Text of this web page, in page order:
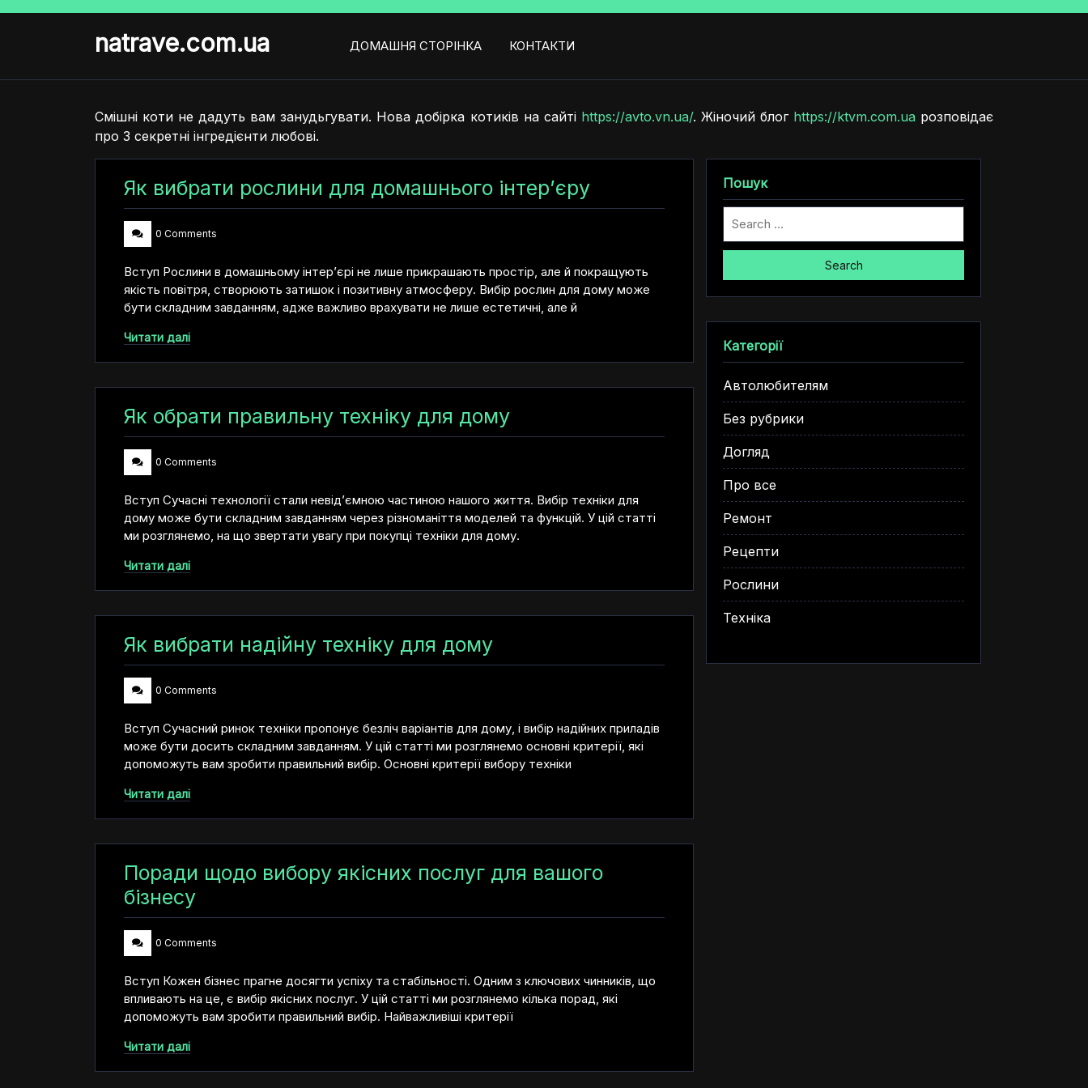
natrave.com.ua ДОМАШНЯ СТОРІНКА КОНТАКТИ
Смішні коти не дадуть вам занудьгувати. Нова добірка котиків на сайті https://avto.vn.ua/. Жіночий блог https://ktvm.com.uaрозповідає
про 3 секретні інгредієнти любові.
Як вибрати рослини для домашнього інтер’єру
0 Comments
Вступ Рослини в домашньому інтер’єрі не лише прикрашають простір, але й покращують
якість повітря, створюють затишок і позитивну атмосферу. Вибір рослин для дому може
бути складним завданням, адже важливо врахувати не лише естетичні, але й
Читати далі
Як обрати правильну техніку для дому
0 Comments
Вступ Сучасні технології стали невід’ємною частиною нашого життя. Вибір техніки для
дому може бути складним завданням через різноманіття моделей та функцій. У цій статті
ми розглянемо, на що звертати увагу при покупці техніки для дому.
Читати далі
Як вибрати надійну техніку для дому
0 Comments
Вступ Сучасний ринок техніки пропонує безліч варіантів для дому, і вибір надійних приладів
може бути досить складним завданням. У цій статті ми розглянемо основні критерії, які
допоможуть вам зробити правильний вибір. Основні критерії вибору техніки
Читати далі
Поради щодо вибору якісних послуг для вашого
бізнесу
0 Comments
Вступ Кожен бізнес прагне досягти успіху та стабільності. Одним з ключових чинників, що
впливають на це, є вибір якісних послуг. У цій статті ми розглянемо кілька порад, які
допоможуть вам зробити правильний вибір. Найважливіші критерії
Читати далі
Пошук
Search
Категорії
Автолюбителям
Без рубрики
Догляд
Про все
Ремонт
Рецепти
Рослини
Техніка